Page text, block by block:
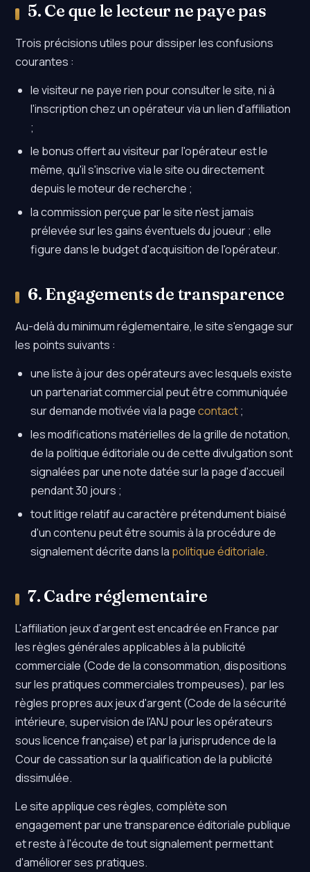
5. Ce que le lecteur ne paye pas
Trois précisions utiles pour dissiper les confusions
courantes :
le visiteur ne paye rien pour consulter le site, ni à
l'inscription chez un opérateur via un lien d'affiliation
;
le bonus offert au visiteur par l'opérateur est le
même, qu'il s'inscrive via le site ou directement
depuis le moteur de recherche ;
la commission perçue par le site n'est jamais
prélevée sur les gains éventuels du joueur ; elle
figure dans le budget d'acquisition de l'opérateur.
6. Engagements de transparence
Au-delà du minimum réglementaire, le site s'engage sur
les points suivants :
une liste à jour des opérateurs avec lesquels existe
un partenariat commercial peut être communiquée
sur demande motivée via la pagecontact;
les modifications matérielles de la grille de notation,
de la politique éditoriale ou de cette divulgation sont
signalées par une note datée sur la page d'accueil
pendant 30 jours ;
tout litige relatif au caractère prétendument biaisé
d'un contenu peut être soumis à la procédure de
signalement décrite dans la politique éditoriale.
7. Cadre réglementaire
L'affiliation jeux d'argent est encadrée en France par
les règles générales applicables à la publicité
commerciale (Code de la consommation, dispositions
sur les pratiques commerciales trompeuses), par les
règles propres aux jeux d'argent (Code de la sécurité
intérieure, supervision de l'ANJ pour les opérateurs
sous licence française) et par la jurisprudence de la
Cour de cassation sur la qualification de la publicité
dissimulée.
Le site applique ces règles, complète son
engagement par une transparence éditoriale publique
et reste à l'écoute de tout signalement permettant
d'améliorer ses pratiques.